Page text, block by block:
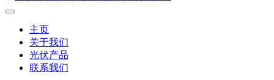
主页
关于我们
光伏产品
联系我们